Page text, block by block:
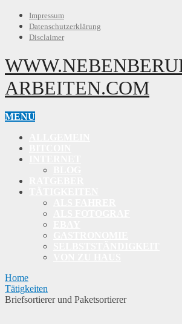
Impressum
Datenschutzerklärung
Disclaimer
ARBEITEN.COM
MENU
Home
Tätigkeiten
Briefsortierer und Paketsortierer